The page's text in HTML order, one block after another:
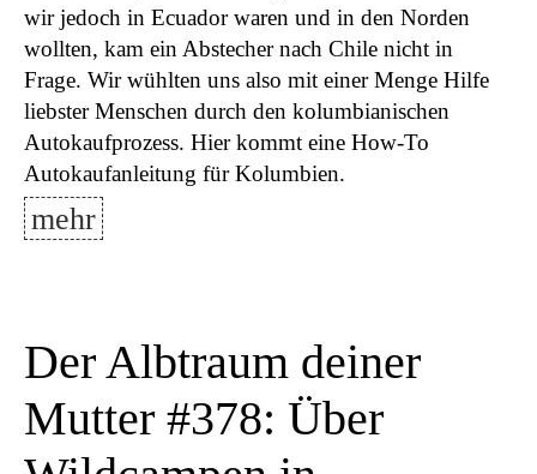
wir jedoch in Ecuador waren und in den Norden
wollten, kam ein Abstecher nach Chile nicht in
Frage. Wir wühlten uns also mit einer Menge Hilfe
liebster Menschen durch den kolumbianischen
Autokaufprozess. Hier kommt eine How-To
Autokaufanleitung für Kolumbien.
mehr
Der Albtraum deiner
Mutter #378: Über